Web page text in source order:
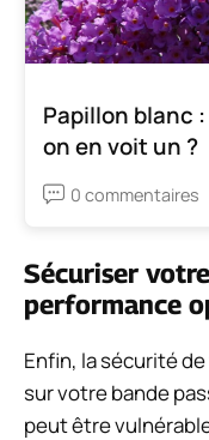
Papillon blanc
on en voit un ?
0 commentaires
Sécuriser
performance
Enfin, la sécurité
sur votre bande
peut être